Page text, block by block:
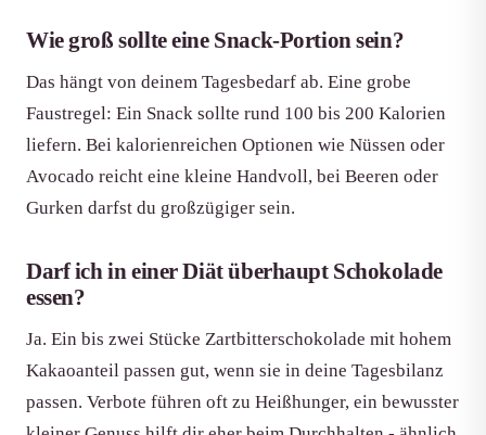
Wie groß sollte eine Snack-Portion sein?
Das hängt von deinem Tagesbedarf ab. Eine grobe
Faustregel: Ein Snack sollte rund 100 bis 200 Kalorien
liefern. Bei kalorienreichen Optionen wie Nüssen oder
Avocado reicht eine kleine Handvoll, bei Beeren oder
Gurken darfst du großzügiger sein.
Darf ich in einer Diät überhaupt Schokolade
essen?
Ja. Ein bis zwei Stücke Zartbitterschokolade mit hohem
Kakaoanteil passen gut, wenn sie in deine Tagesbilanz
passen. Verbote führen oft zu Heißhunger, ein bewusster